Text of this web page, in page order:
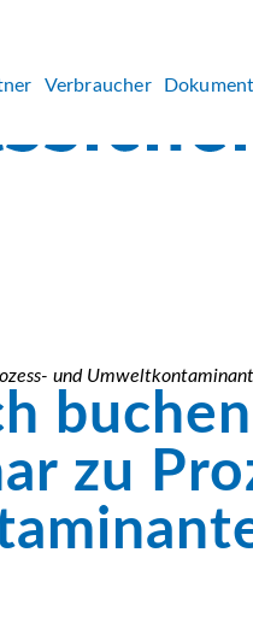
Verbraucher
und
zu